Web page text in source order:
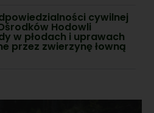
cywilnej
Hodowli
w płodach i uprawach
przez zwierzynę łowną